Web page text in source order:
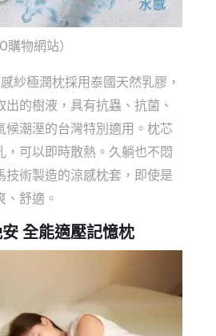
購物網站）
紗極潤枕採用泰國天然乳膠，
的樹液，具有抗蟲、抗菌、
候潮溼的台灣特別適用。枕芯
，可以即時散熱。久躺也不悶
技術製造的涼感枕套，即使是
、舒適。
全能適壓記憶枕